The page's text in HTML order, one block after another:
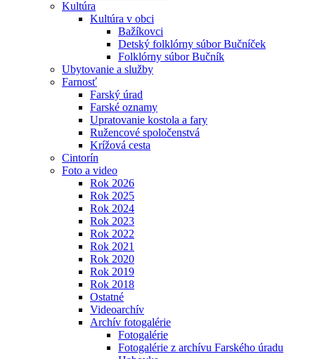
Kultúra
Kultúra v obci
Bažíkovci
Detský folklórny súbor Bučníček
Folklórny súbor Bučník
Ubytovanie a služby
Farnosť
Farský úrad
Farské oznamy
Upratovanie kostola a fary
Ružencové spoločenstvá
Krížová cesta
Cintorín
Foto a video
Rok 2026
Rok 2025
Rok 2024
Rok 2023
Rok 2022
Rok 2021
Rok 2020
Rok 2019
Rok 2018
Ostatné
Videoarchív
Archív fotogalérie
Fotogalérie
Fotogalérie z archívu Farského úradu